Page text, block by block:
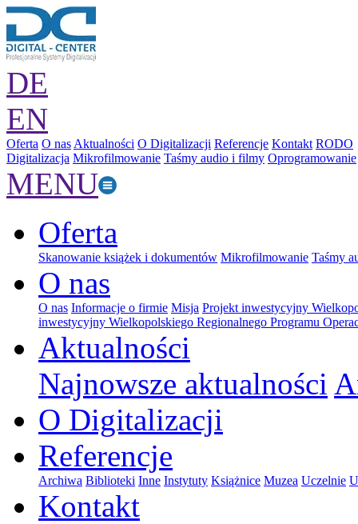
DE
EN
Oferta O nas Aktualności O Digitalizacji Referencje Kontakt RODO
Digitalizacja Mikrofilmowanie Taśmy audio i filmy Oprogramowanie
MENU
Oferta
Skanowanie książek i dokumentów Mikrofilmowanie Taśmy
O nas
O nas Informacje o firmie Misja Projekt inwestycyjny
inwestycyjny Wielkopolskiego Regionalnego Programu
Aktualności
Najnowsze aktualności
O Digitalizacji
Referencje
Archiwa Biblioteki Inne Instytuty Książnice Muzea Uczelnie
Kontakt